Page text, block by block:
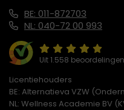
BE: 011-872703
NL: 040-72 00 993
Uit 1.558 beoordelingen
Licentiehouders
BE: Alternatieva VZW
NL: Wellness Academie BV